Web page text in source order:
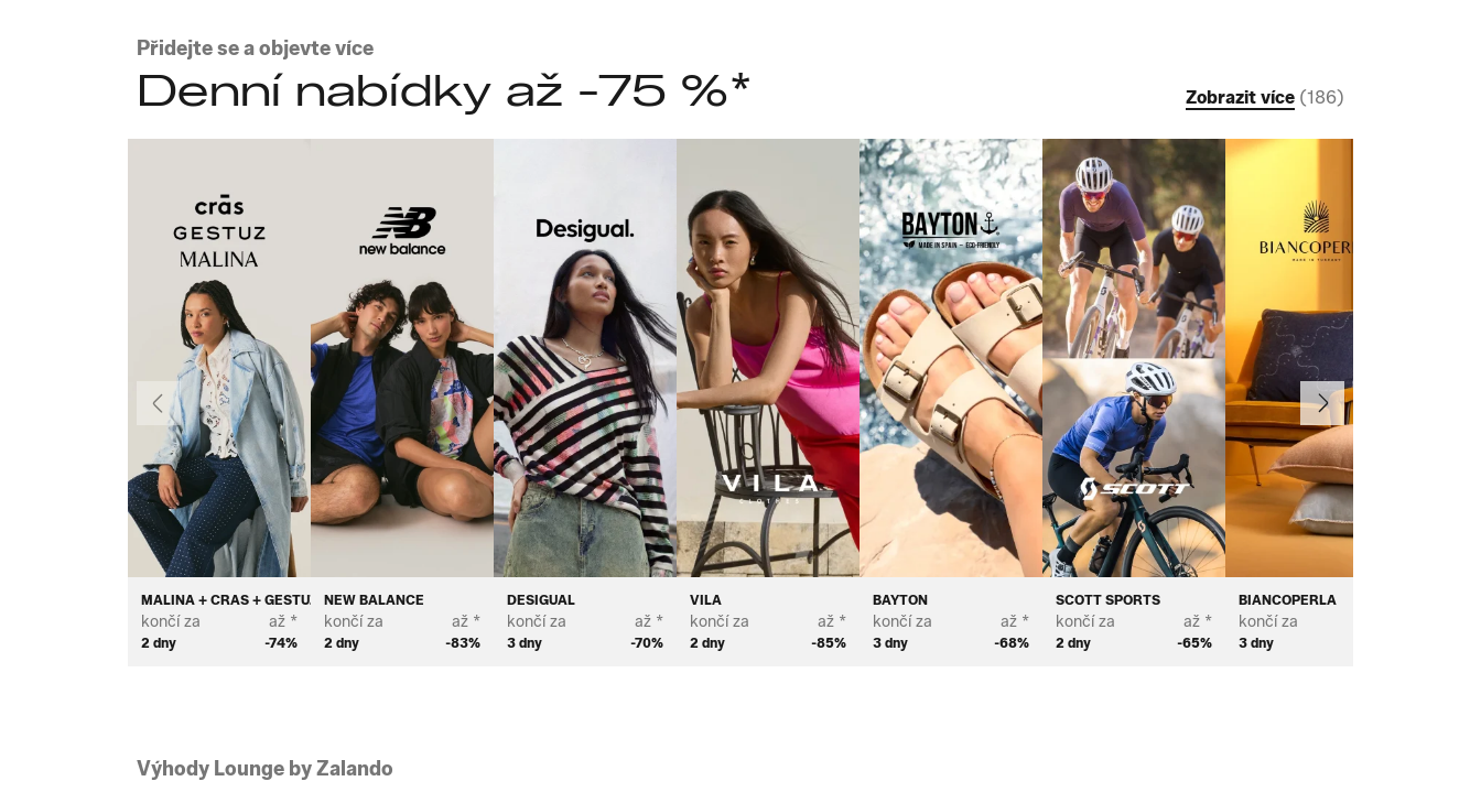
Přidejte se a objevte více
Denní nabídky až -75 %* Zobrazit více (186)
MALINA + CRAS + GESTUZ
končí za
2 dny
až *
-74%
NEW BALANCE
končí za
2 dny
až *
-83%
DESIGUAL
končí za
3 dny
až *
-70%
VILA
končí za
2 dny
až *
-85%
BAYTON
končí za
3 dny
až *
-68%
SCOTT SPORTS
končí za
2 dny
až *
-65%
BIANCOPERLA
končí za
3 dny
Předchozí Další
Výhody Lounge by Zalando